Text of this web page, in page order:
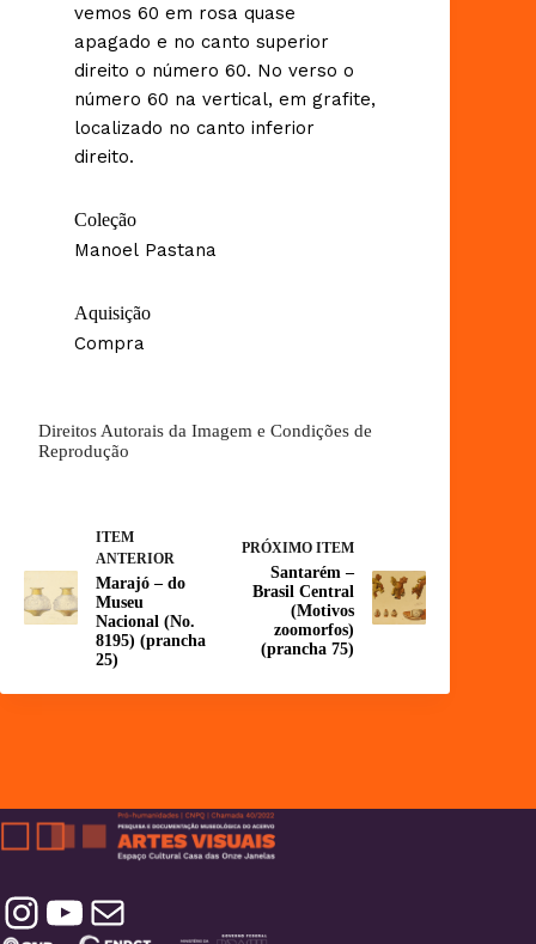
vemos 60 em rosa quase
apagado e no canto superior
direito o número 60. No verso o
número 60 na vertical, em grafite,
localizado no canto inferior
direito.
Coleção
Manoel Pastana
Aquisição
Compra
Direitos Autorais da Imagem e Condições de
Reprodução
ITEM
ANTERIOR
Marajó – do
Museu
Nacional (No.
8195) (prancha
25)
PRÓXIMO ITEM
Santarém –
Brasil Central
(Motivos
zoomorfos)
(prancha 75)
Instagram YouTube Contatos